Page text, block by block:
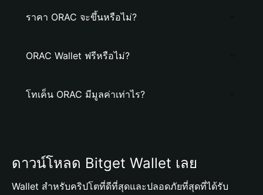
ราคา ORAC จะขึ้นหรือไม่?
ORAC Wallet ฟรีหรือไม่?
โทเค็น ORAC มีมูลค่าเท่าไร?
ดาวน์โหลด Bitget Wallet เลย
Wallet สำหรับคริปโตที่ดีที่สุดและปลอดภัยที่สุดที่ได้รับ